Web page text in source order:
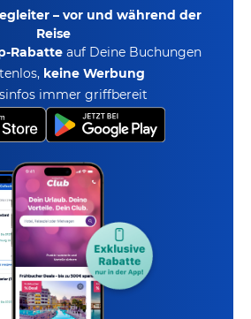
– vor und während der
Reise
Rabatte auf Deine Buchungen
keine Werbung
immer griffbereit